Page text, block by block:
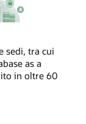
sedi, tra cui
as a
in oltre 60